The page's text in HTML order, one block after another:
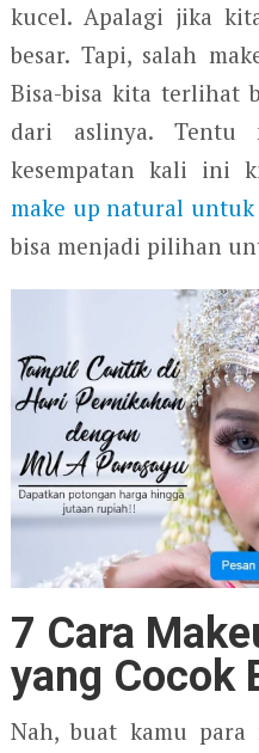
kucel. Apalagi jika
besar. Tapi, salah
Bisa-bisa kita terlihat
dari aslinya. Tentu
kesempatan kali ini
make up natural untuk
bisa menjadi pilihan
7 Cara Make
yang Cocok
Nah, buat kamu